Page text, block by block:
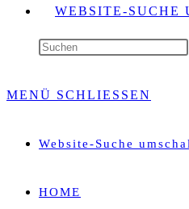
WEBSITE-SUCHE
MENÜ SCHLIESSEN
Website-Suche
HOME